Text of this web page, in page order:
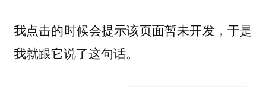
我点击的时候会提示该页面暂未开发，于是
我就跟它说了这句话。